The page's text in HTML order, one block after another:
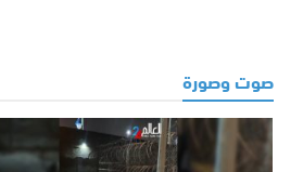
صوت وصورة